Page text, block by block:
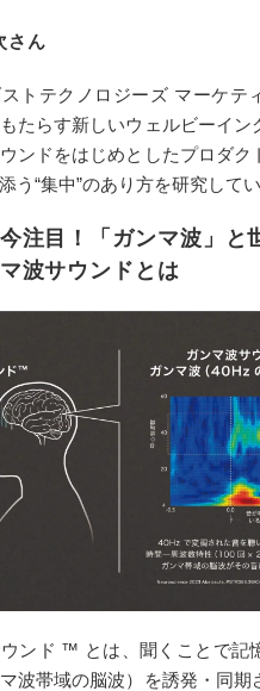
さん
トテクノロジーズ マーケテ
たらす新しいウェルビーイン
ンドをはじめとしたプロダク
う“集中”のあり方を研究してい
注目！「ガンマ波」と
波サウンドとは
ンド ™ とは、聞くことで記
波帯域の脳波）を誘発・同期